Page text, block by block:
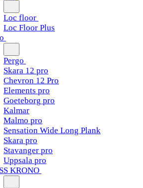
Loc floor
Loc Floor Plus
Pergo
Skara 12 pro
Chevron 12 Pro
Elements pro
Goeteborg pro
Kalmar
Malmo pro
Sensation Wide Long Plank
Skara pro
Stavanger pro
Uppsala pro
KRONO